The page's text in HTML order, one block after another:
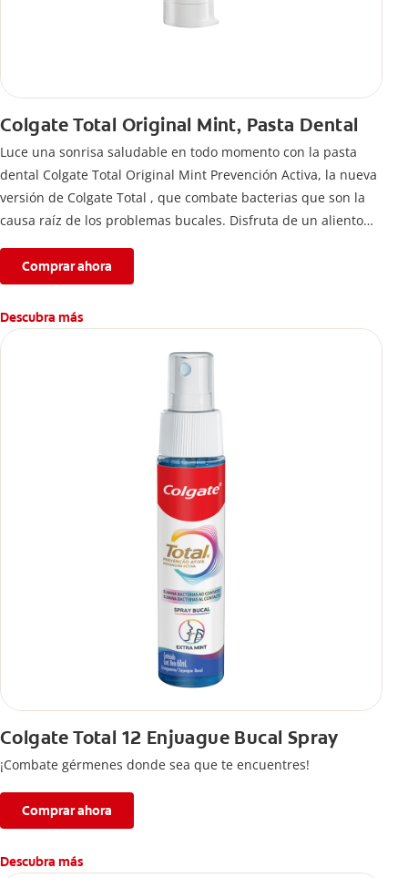
Colgate Total Original Mint, Pasta Dental
Luce una sonrisa saludable en todo momento con la pasta
dental Colgate Total Original Mint Prevención Activa, la nueva
versión de Colgate Total , que combate bacterias que son la
causa raíz de los problemas bucales. Disfruta de un aliento
fórmula con desempeño superior**** de la pasta de dientes
Colgate Total que te ofrece 24 horas** de protección
antibacterial.
****Vs crema dental regular con flúor sin ingrediente
**Con el cepillado 2 veces por día y uso continuo por 4
Comprar ahora
Descubra más
Colgate Total 12 Enjuague Bucal Spray
¡Combate gérmenes donde sea que te encuentres!
Comprar ahora
Descubra más